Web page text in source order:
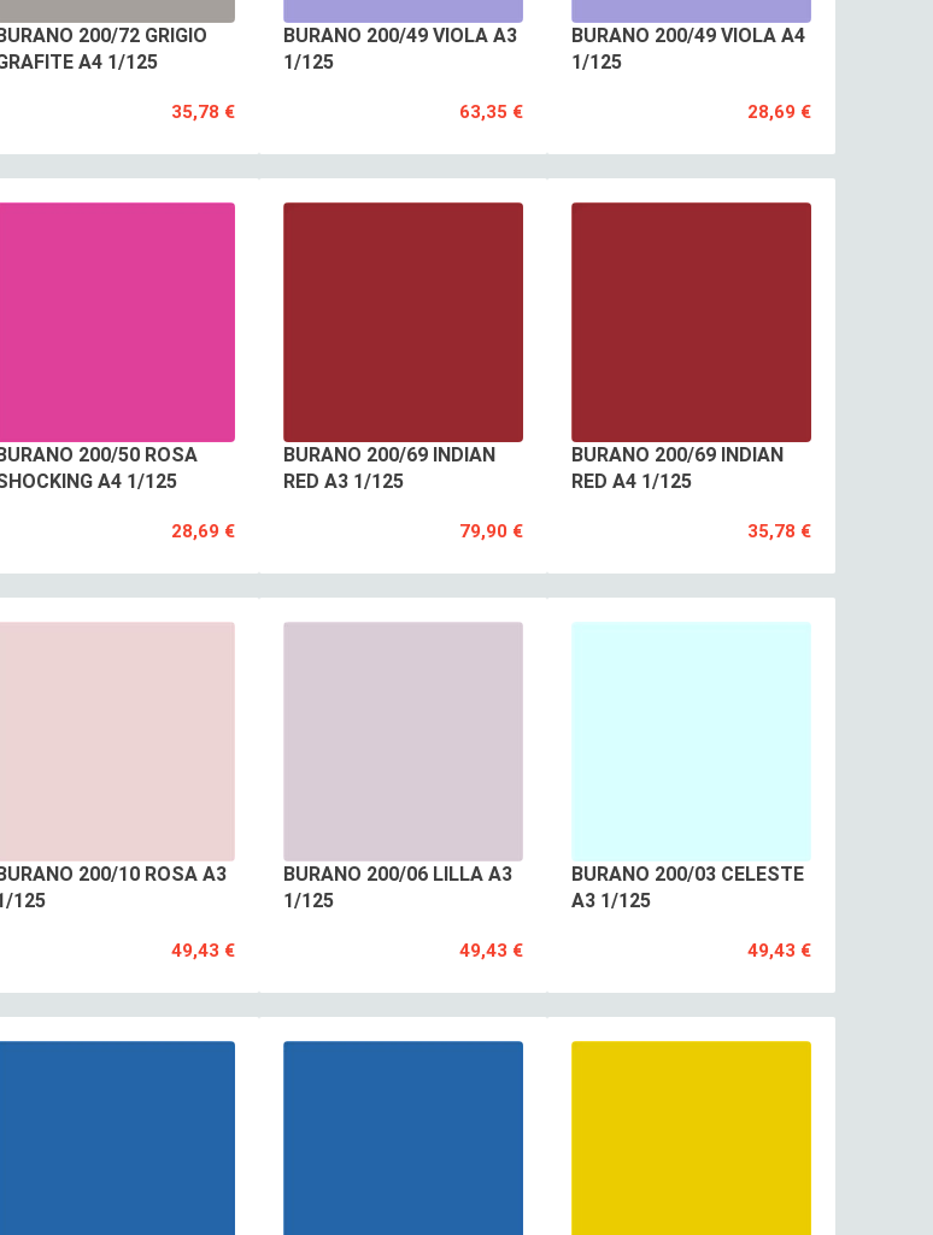
200/72 GRIGIO
A4 1/125
35,78 €
BURANO 200/49 VIOLA A3
1/125
63,35 €
BURANO 200/49 VIOLA A4
1/125
28,69 €
200/50 ROSA
A4 1/125
28,69 €
BURANO 200/69 INDIAN
RED A3 1/125
79,90 €
BURANO 200/69 INDIAN
RED A4 1/125
35,78 €
200/10 ROSA A3
125
49,43 €
BURANO 200/06 LILLA A3
1/125
49,43 €
BURANO 200/03 CELESTE
A3 1/125
49,43 €